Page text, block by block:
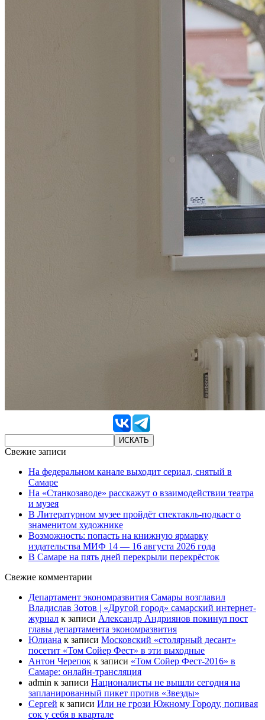
Свежие записи
На федеральном канале выходит сериал, снятый в
Самаре
На «Станкозаводе» расскажут о взаимодействии театра
и музея
В Литературном музее пройдёт спектакль-подкаст о
знаменитом художнике
Возможность: попасть на книжную ярмарку
издательства МИФ 14 — 16 августа 2026 года
В Самаре на пять дней перекрыли перекрёсток
Свежие комментарии
Департамент экономразвития Самары возглавил
Владислав Зотов | «Другой город» самарский интернет-
журнал к записи Александр Андриянов покинул пост
главы департамента экономразвития
Юлиана к записи Московский «столярный десант»
посетит «Том Сойер Фест» в эти выходные
Антон Черепок к записи «Том Сойер Фест-2016» в
Самаре: онлайн-трансляция
admin к записи Националисты не вышли сегодня на
запланированный пикет против «Звезды»
Сергей к записи Или не грози Южному Городу, попивая
сок у себя в квартале